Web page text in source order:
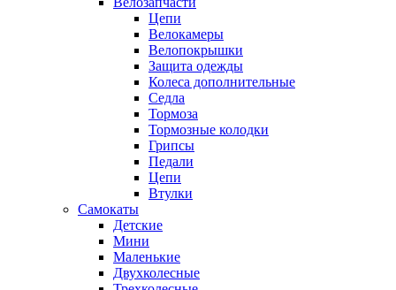
Цепи
Велокамеры
Велопокрышки
Защита одежды
Колеса дополнительные
Седла
Тормоза
Тормозные колодки
Грипсы
Педали
Цепи
Втулки
Самокаты
Детские
Мини
Маленькие
Двухколесные